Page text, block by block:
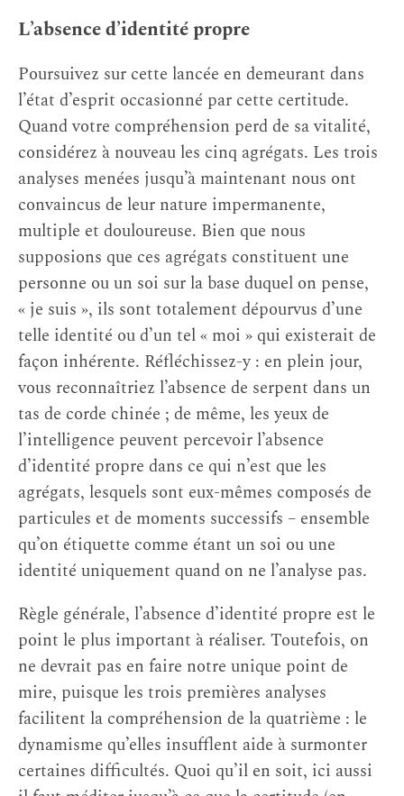
L’absence d’identité propre
Poursuivez sur cette lancée en demeurant dans
l’état d’esprit occasionné par cette certitude.
Quand votre compréhension perd de sa vitalité,
considérez à nouveau les cinq agrégats. Les trois
analyses menées jusqu’à maintenant nous ont
convaincus de leur nature impermanente,
multiple et douloureuse. Bien que nous
supposions que ces agrégats constituent une
personne ou un soi sur la base duquel on pense,
« je suis », ils sont totalement dépourvus d’une
telle identité ou d’un tel « moi » qui existerait de
façon inhérente. Réfléchissez-y : en plein jour,
vous reconnaîtriez l’absence de serpent dans un
tas de corde chinée ; de même, les yeux de
l’intelligence peuvent percevoir l’absence
d’identité propre dans ce qui n’est que les
agrégats, lesquels sont eux-mêmes composés de
particules et de moments successifs – ensemble
qu’on étiquette comme étant un soi ou une
identité uniquement quand on ne l’analyse pas.
Règle générale, l’absence d’identité propre est le
point le plus important à réaliser. Toutefois, on
ne devrait pas en faire notre unique point de
mire, puisque les trois premières analyses
facilitent la compréhension de la quatrième : le
dynamisme qu’elles insufflent aide à surmonter
certaines difficultés. Quoi qu’il en soit, ici aussi